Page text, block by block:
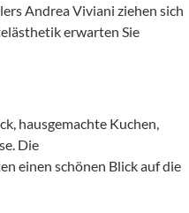
Andrea Viviani ziehen sich
erwarten Sie
hausgemachte Kuchen,
Die
einen schönen Blick auf die